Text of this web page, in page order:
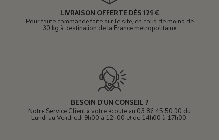
LIVRAISON OFFERTE DÈS 129 €
Pour toute commande faite sur le site, en colis de moins de
30 kg à destination de la France métropolitaine
BESOIN D'UN CONSEIL ?
Notre Service Client à votre écoute au 03 86 45 50 00 du
Lundi au Vendredi 9h00 à 12h00 et de 14h00 à 17h00.